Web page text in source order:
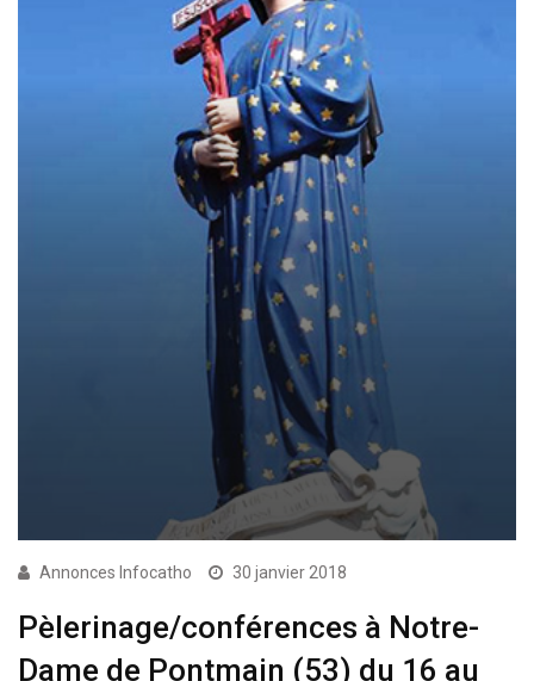
Annonces Infocatho 30 janvier 2018
Pèlerinage/conférences à Notre-
Dame de Pontmain (53) du 16 au